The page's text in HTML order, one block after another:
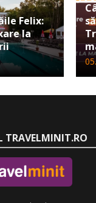
Felix:
la
TRAVELMINIT.RO